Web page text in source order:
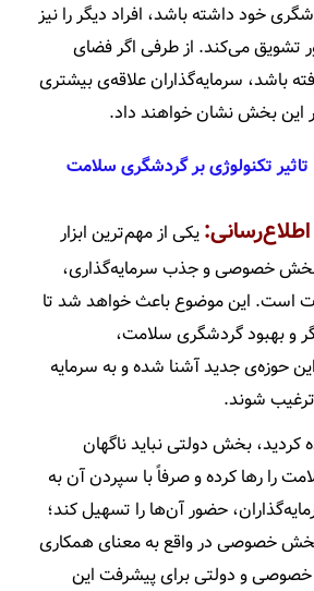
خود داشته باشد، افراد دیگر را نیز
تشویق می­‌کند. از طرفی اگر فضای
باشد، سرمایه‌­گذاران علاقه­‌ی بیشتری
این بخش نشان خواهند داد.
تاثیر تکنولوژی بر گردشگری سلامت
یکی از مهم‌ترین ابزار
خصوصی و جذب سرمایه‌­گذاری،
است. این موضوع باعث خواهد شد تا
و بهبود گردشگری سلامت،
این حوزه‌ی جدید آشنا شده و به سرمایه­‌
شوند.
بخش دولتی نباید ناگهان
را رها کرده و صرفاً با سپردن آن به
حضور آن­‌ها را تسهیل کند؛
خصوصی در واقع به معنای همکاری
و دولتی برای پیشرفت این